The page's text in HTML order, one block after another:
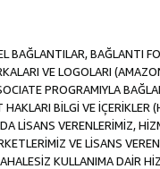
BAĞLANTI
VE LOGOLARI
PROGRAMIYLA
BİLGİ VE İÇERİKLER
LİSANS VERENLERİMİZ,
VE LİSANS
KULLANIMA DAİR